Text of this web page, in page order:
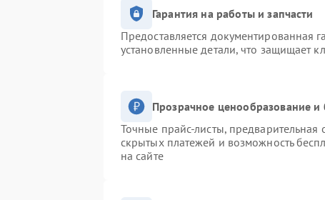
Гарантия на работы и запчасти
Предоставляется документированная
установленные детали, что защищает
Прозрачное ценообразование и
Точные прайс-листы, предварительная
скрытых платежей и возможность
на сайте